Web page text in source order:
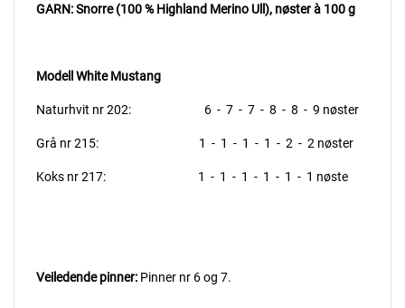
GARN: Snorre (100 % Highland Merino Ull), nøster à 100 g
Modell White Mustang
Naturhvit nr 202: 6 - 7 - 7 - 8 - 8 - 9 nøster
Grå nr 215: 1 - 1 - 1 - 1 - 2 - 2 nøster
Koks nr 217: 1 - 1 - 1 - 1 - 1 - 1 nøste
Veiledende pinner: Pinner nr 6 og 7.